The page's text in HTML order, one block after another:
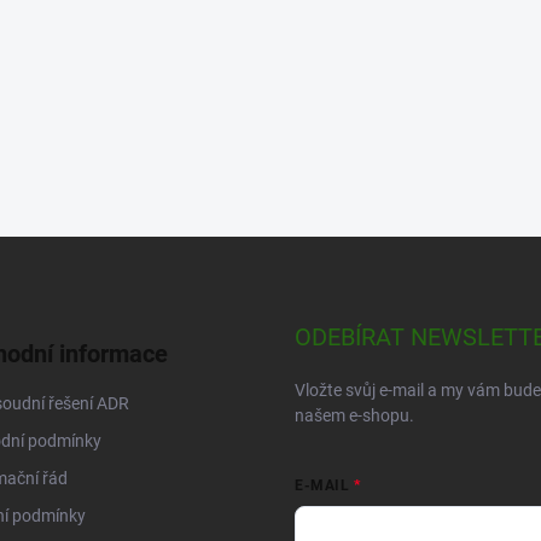
informace
řešení ADR
podmínky
řád
podmínky
ODEBÍRAT
Vložte svůj e-mail a my vám
našem e-shopu.
E-MAIL